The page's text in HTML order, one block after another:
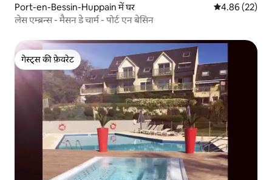
Port-en-Bessin-Huppain में घर औसत रेटिंग 5 में
4.86 (22)
लेस एम्ब्रन्स - मैसन डे चार्म - पोर्ट एन बेसिन
गेस्ट्स की फ़ेवरेट
गेस्ट्स की फ़ेवरेट